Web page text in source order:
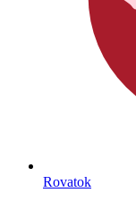
Rovatok